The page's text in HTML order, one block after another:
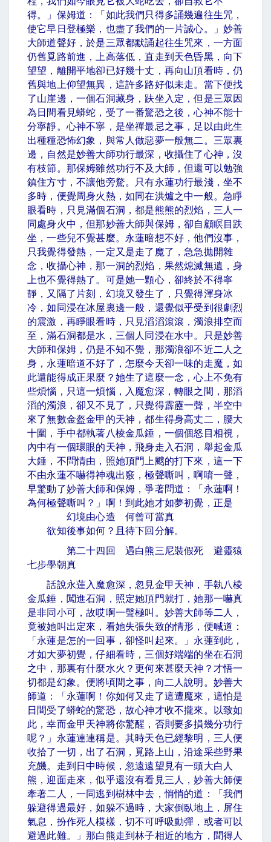
得。」保姆道：「如此我們只得多誦幾遍往生咒，
使它早日登極樂，也盡了我們的一片誠心。」妙善
大師道聲好，於是三眾都默誦起往生咒來，一方面
仍舊覓路前進，上高落低，直走到天色昏黑，向下
望望，離開平地卻已好幾十丈，再向山頂看時，仍
舊與地上仰望無異，這許多路好似未走。當下便找
了山崖邊，一個石洞藏身，趺坐入定，但是三眾因
為日間看見蟒蛇，受了一番驚恐之後，心神不能十
分寧靜。心神不寧，是坐禪最忌之事，足以由此生
出種種恐怖幻象，與常人做惡夢一般無二。三眾裏
邊，自然是妙善大師功行最深，收攝住了心神，沒
有枝節。那保姆雖然功行不及大師，但還可以勉強
鎮住方寸，不讓他旁騖。只有永蓮功行最淺，坐不
多時，便覺周身火熱，如同在洪爐之中一般。急睜
眼看時，只見滿個石洞，都是熊熊的烈焰，三人一
同處身火中，但那妙善大師與保姆，卻自顧瞑目趺
坐，一些兒不覺甚麼。永蓮暗想不好，他們沒事，
只我覺得發熱，一定又是走了魔了，急急拋開雜
念，收攝心神，那一洞的烈焰，果然熄滅無遺，身
上也不覺得熱了。可是她一顆心，卻終於不得寧
靜，又隔了片刻，幻境又發生了，只覺得渾身冰
冷，如同浸在冰屋裏邊一般，還覺似乎受到很劇烈
的震激，再睜眼看時，只見滔滔滾滾，濁浪排空而
至，滿石洞都是水，三個人同浸在水中。只是妙善
大師和保姆，仍是不知不覺，那濁浪卻不近二人之
身，永蓮暗道不好了，怎麼今天卻一味的走魔，如
此還能得成正果麼？她生了這麼一念，心上不免有
些煩惱，只這一煩惱，入魔愈深，轉眼之間，那滔
滔的濁浪，卻又不見了，只覺得霹靂一聲，半空中
來了無數金盔金甲的天神，都生得身高丈二，腰大
十圍，手中都執著八棱金瓜錘，一個個怒目相視，
內中有一個環眼的天神，飛身走入石洞，舉起金瓜
大錘，不問情由，照她頂門上颼的打下來，這一下
不由永蓮不嚇得神魂出竅，極聲嘶叫，啊唷一聲，
早驚動了妙善大師和保姆，爭著問道：「永蓮啊！
為何極聲嘶叫？」啊！到此她才如夢初覺，正是
幻境由心造 何曾可當真
欲知後事如何？且待下回分解。
第二十四回 遇白熊三尼裝假死 避靈猿
七步學朝真
話說永蓮入魔愈深，忽見金甲天神，手執八棱
金瓜錘，闖進石洞，照定她頂門就打，她那一嚇真
是非同小可，故哎啊一聲極叫。妙善大師等二人，
竟被她叫出定來，看她失張失致的情形，便喊道：
「永蓮是怎的一回事，卻怪叫起來。」永蓮到此，
才如大夢初覺，仔細看時，三個好端端的坐在石洞
之中，那裏有什麼水火？更何來甚麼天神？才悟一
切都是幻象。便將頃間之事，向二人說明。妙善大
師道：「永蓮啊！你如何又走了這遭魔來，這怕是
日間受了蟒蛇的驚恐，故心神才收不攏來。以致如
此，幸而金甲天神將你驚醒，否則要多損幾分功行
呢？」永蓮連連稱是。其時天色已經黎明，三人便
收拾了一切，出了石洞，覓路上山，沿途采些野果
充饑。走到日中時候，忽遠遠望見有一頭大白人
熊，迎面走來，似乎還沒有看見三人，妙善大師便
牽著二人，一同逃到樹林中去，悄悄的道：「我們
躲避得過最好，如躲不過時，大家倒臥地上，屏住
氣息，扮作死人模樣，切不可呼吸動彈，或者可以
避過此難。」那白熊走到林子相近的地方，聞得人